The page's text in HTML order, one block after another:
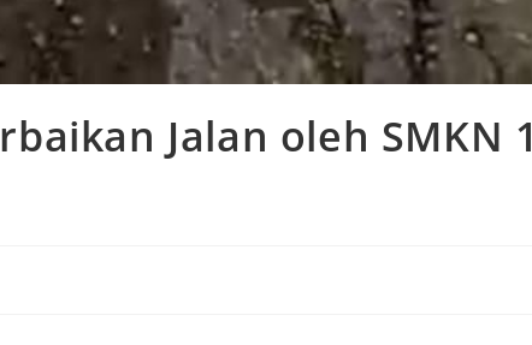
Jalan oleh SMKN 1